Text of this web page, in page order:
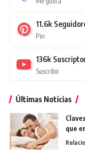
11.6k
Pin
136k
Suscribir
Últimas Noticias
que